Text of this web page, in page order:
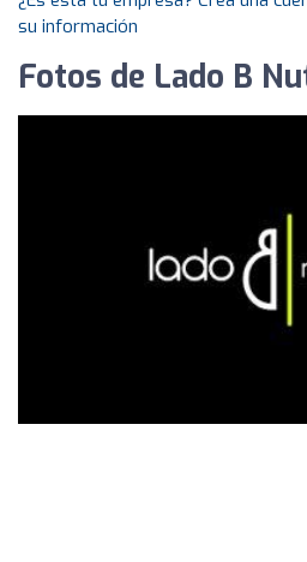
su información
Fotos de Lado B